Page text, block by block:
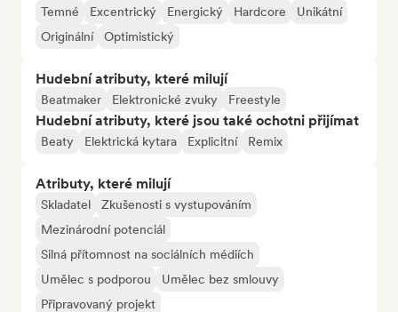
Temné Excentrický Energický Hardcore
Unikátní
Originální
Optimistický
Hudební atributy, které milují
Beatmaker Elektronické zvuky Freestyle
Hudební atributy, které jsou také ochotni přijímat
Beaty Elektrická kytara Explicitní Remix
Atributy, které milují
Skladatel
Zkušenosti s vystupováním
Mezinárodní potenciál
Silná přítomnost na sociálních médiích
Umělec s podporou
Umělec bez smlouvy
Připravovaný projekt